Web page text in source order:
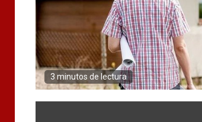
3 minutos de lectura